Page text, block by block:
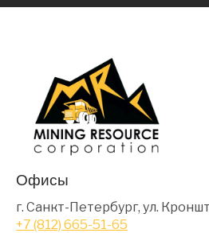
Офисы
г. Санкт-Петербург, ул.
+7 (812) 665-51-65